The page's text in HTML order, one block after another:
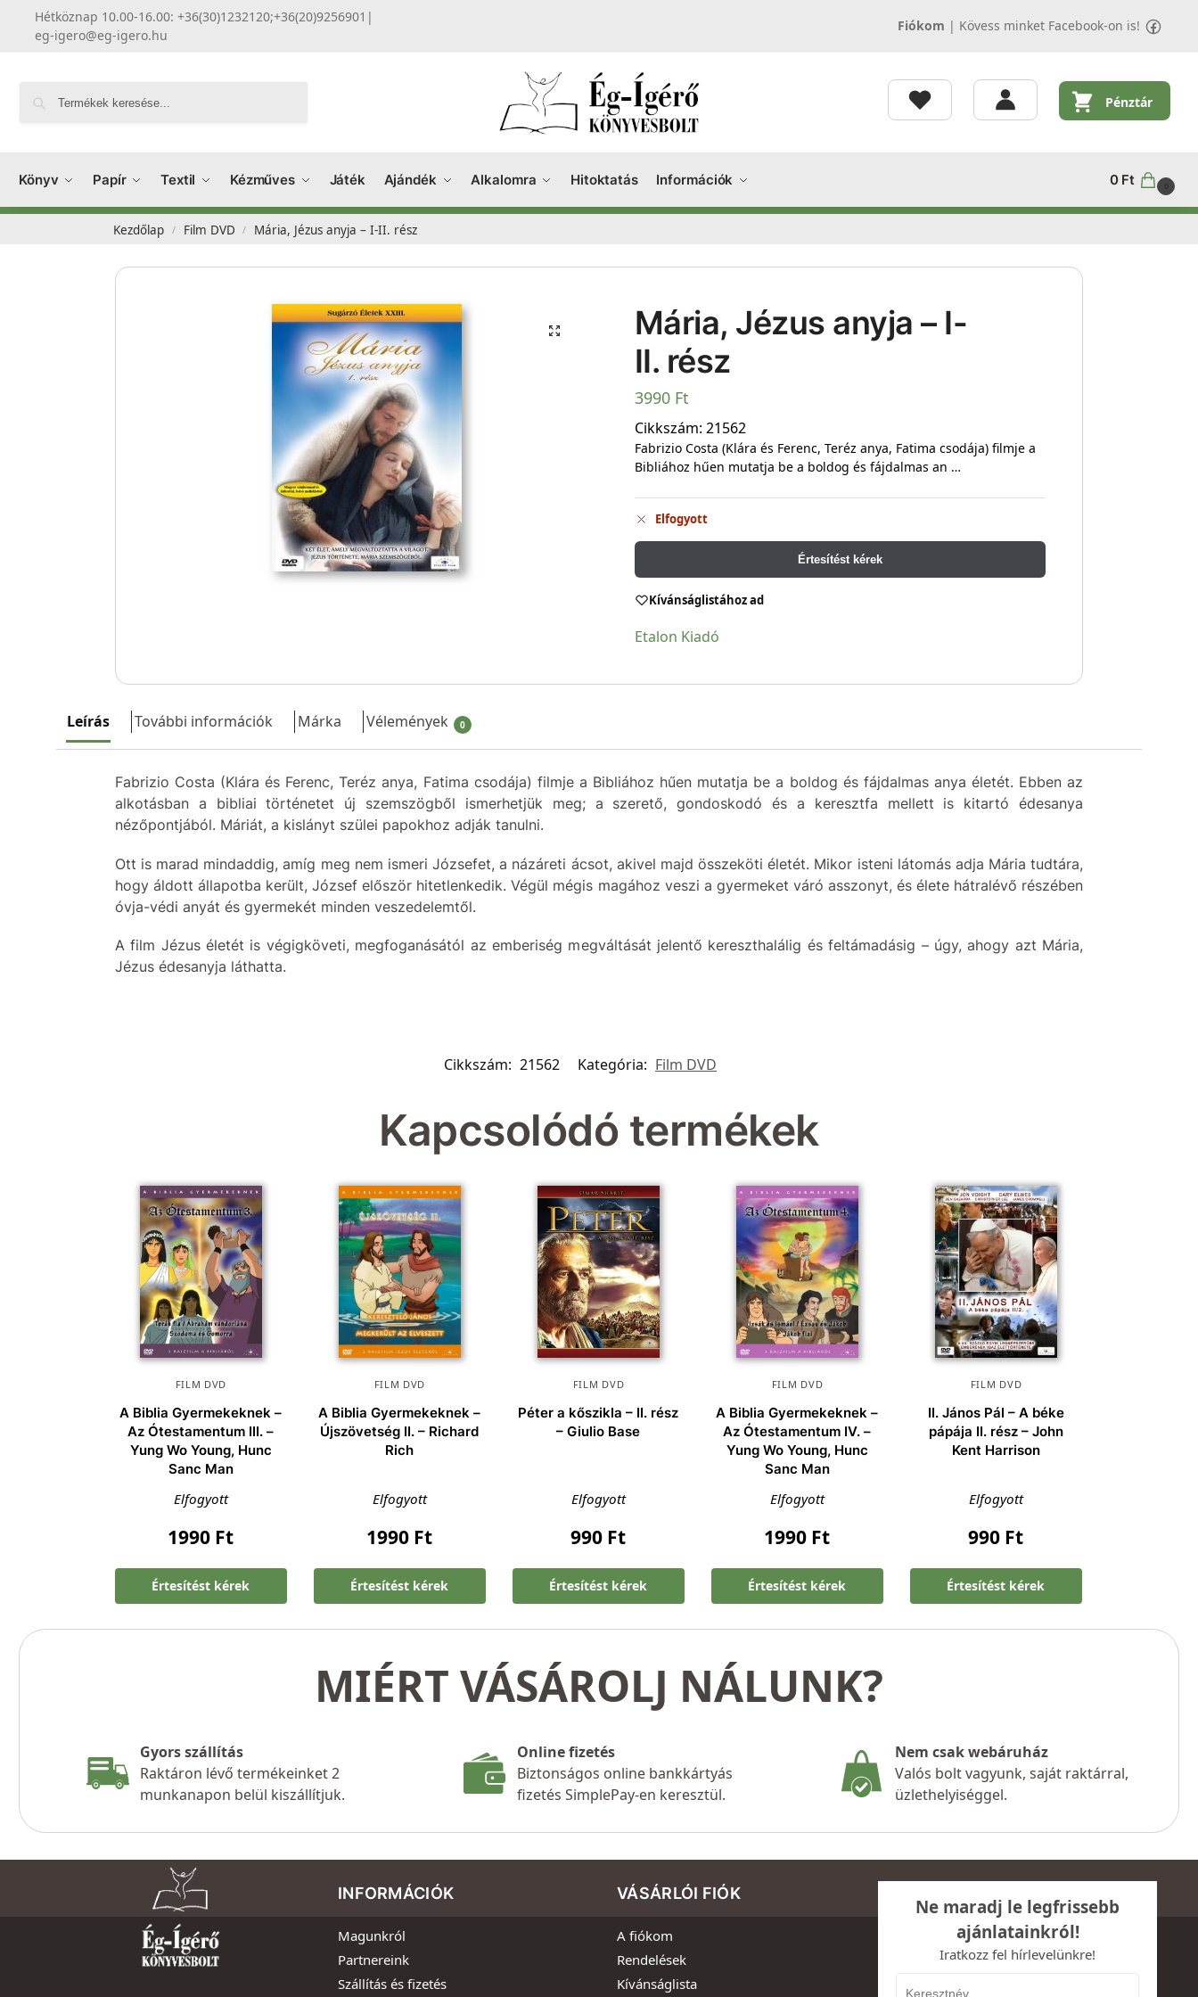
Hétköznap 10.00-16.00: +36(30)1232120;+36(20)9256901 |
eg-igero@eg-igero.hu
Fiókom | Kövess minket Facebook-on is!
Pénztár
Könyv Papír Textil Kézműves Játék Ajándék Alkalomra Hitoktatás Információk 0 Ft 0
Kezdőlap / Film DVD / Mária, Jézus anyja – I-II. rész
Mária, Jézus anyja – I-
II. rész
3990 Ft
Cikkszám: 21562
Fabrizio Costa (Klára és Ferenc, Teréz anya, Fatima csodája) filmje a
Bibliához hűen mutatja be a boldog és fájdalmas an …
Elfogyott
Értesítést kérek
Kívánságlistához ad
Etalon Kiadó
Leírás További információk Márka Vélemények 0
Fabrizio Costa (Klára és Ferenc, Teréz anya, Fatima csodája) filmje a Bibliához hűen mutatja be a boldog és fájdalmas anya életét. Ebben az
alkotásban a bibliai történetet új szemszögből ismerhetjük meg; a szerető, gondoskodó és a keresztfa mellett is kitartó édesanya
nézőpontjából. Máriát, a kislányt szülei papokhoz adják tanulni.
Ott is marad mindaddig, amíg meg nem ismeri Józsefet, a názáreti ácsot, akivel majd összeköti életét. Mikor isteni látomás adja Mária tudtára,
hogy áldott állapotba került, József először hitetlenkedik. Végül mégis magához veszi a gyermeket váró asszonyt, és élete hátralévő részében
óvja-védi anyát és gyermekét minden veszedelemtől.
A film Jézus életét is végigköveti, megfoganásától az emberiség megváltását jelentő kereszthalálig és feltámadásig – úgy, ahogy azt Mária,
Jézus édesanyja láthatta.
Cikkszám: 21562 Kategória: Film DVD
Kapcsolódó termékek
FILM DVD
A Biblia Gyermekeknek –
Az Ótestamentum III. –
Yung Wo Young, Hunc
Sanc Man
Elfogyott
1990 Ft
Értesítést kérek
FILM DVD
A Biblia Gyermekeknek –
Újszövetség II. – Richard
Rich
Elfogyott
1990 Ft
Értesítést kérek
FILM DVD
Péter a kőszikla – II. rész
– Giulio Base
Elfogyott
990 Ft
Értesítést kérek
FILM DVD
A Biblia Gyermekeknek –
Az Ótestamentum IV. –
Yung Wo Young, Hunc
Sanc Man
Elfogyott
1990 Ft
Értesítést kérek
FILM DVD
II. János Pál – A béke
pápája II. rész – John
Kent Harrison
Elfogyott
990 Ft
Értesítést kérek
MIÉRT VÁSÁROLJ NÁLUNK?
Gyors szállítás
Raktáron lévő termékeinket 2
munkanapon belül kiszállítjuk.
Online fizetés
Biztonságos online bankkártyás
fizetés SimplePay-en keresztül.
Nem csak webáruház
Valós bolt vagyunk, saját raktárral,
üzlethelyiséggel.
INFORMÁCIÓK
Magunkról
Partnereink
Szállítás és fizetés
VÁSÁRLÓI FIÓK
A fiókom
Rendelések
Kívánságlista
Ne maradj le legfrissebb
ajánlatainkról!
Iratkozz fel hírlevelünkre!